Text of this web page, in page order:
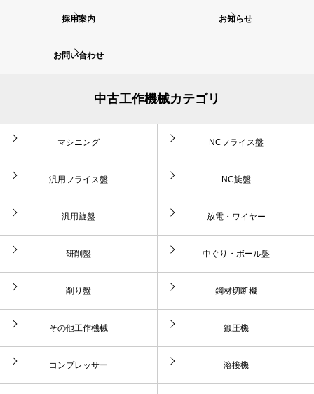
採用案内 お知らせ
お問い合わせ
中古工作機械カテゴリ
マシニング NCフライス盤
汎用フライス盤 NC旋盤
汎用旋盤 放電・ワイヤー
研削盤 中ぐり・ボール盤
削り盤 鋼材切断機
その他工作機械 鍛圧機
コンプレッサー 溶接機